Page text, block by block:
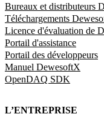
Bureaux et distributeurs
Téléchargements
Licence d'évaluation de
Portail d'assistance
Portail des développeurs
Manuel DewesoftX
OpenDAQ SDK
L’ENTREPRISE